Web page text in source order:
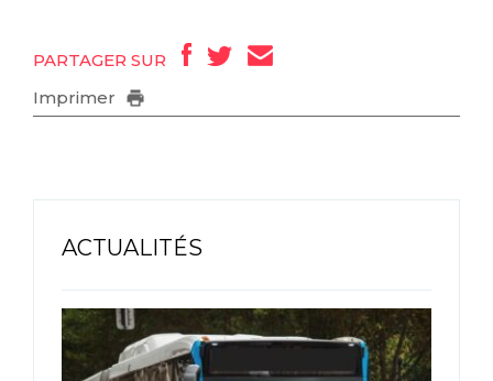
PARTAGER SUR
Imprimer
ACTUALITÉS